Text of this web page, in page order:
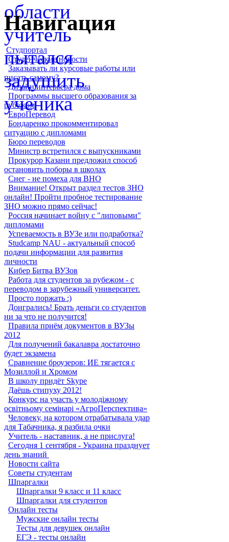
Навигация
Студпортал
Студенческие новости
Заказывать ли курсовые работы или
писать самому?
Дизайн интерьера дома
Программы высшего образования за
рубежом
ЕвроПеревод
Бондаренко прокомментировал
ситуацию с дипломами
Бюро переводов
Министр встретился с выпускниками
Прокурор Казани предложил способ
остановить поборы в школах
Снег - не помеха для ВНО
Внимание! Открыт раздел тестов ЗНО
онлайн! Пройти пробное тестирование
ЗНО можно прямо сейчас!
Россия начинает войну с "липовыми"
дипломами
Успеваемость в ВУЗе или подработка?
Studcamp NAU - актуальный способ
подачи информации для развития
личности
Кибер Битва ВУЗов
Работа для студентов за рубежом - с
переводом в зарубежный университет.
Просто поржать :)
Доигрались! Брать деньги со студентов
ни за что не получится!
Правила приём документов в ВУЗы
2012
Для получений бакалавра достаточно
будет экзамена
Сравнение броузеров: ИЕ тягается с
Мозиллой и Хромом
В школу придёт Skype
Даёшь стипуху 2012!
Конкурс на участь у молодіжному
освітньому семінарі «АгроПерспектива»
Человеку, на котором отрабатывала удар
для Табачника, я разбила очки
Учитель - наставник, а не прислуга!
Сегодня 1 сентября - Украина празднует
день знаний ‎
Новости сайта
Советы студентам
Шпаргалки
Шпаргалки 9 класс и 11 класс
Шпаргалки для студентов
Онлайн тесты
Мужские онлайн тесты
Тесты для девушек онлайн
ЕГЭ - тесты онлайн